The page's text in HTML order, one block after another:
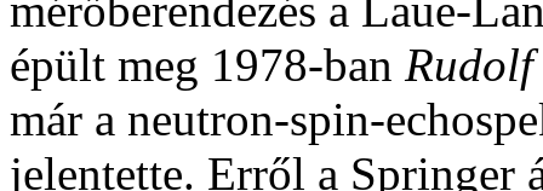
épült meg 1978-ban
már a neutron-spin-
jelentette. Erről a Springer